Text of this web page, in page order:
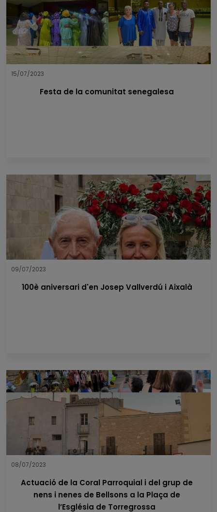
15/07/2023
Festa de la comunitat senegalesa
09/07/2023
100è aniversari d'en Josep Vallverdú i Aixalà
08/07/2023
Actuació de la Coral Parroquial i del grup de
nens i nenes de Bellsons a la Plaça de
l’Església de Torregrossa